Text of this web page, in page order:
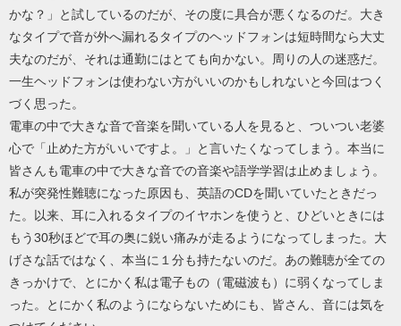
かな？」と試しているのだが、その度に具合が悪くなるのだ。大き
なタイプで音が外へ漏れるタイプのヘッドフォンは短時間なら大丈
夫なのだが、それは通勤にはとても向かない。周りの人の迷惑だ。
一生ヘッドフォンは使わない方がいいのかもしれないと今回はつく
づく思った。
電車の中で大きな音で音楽を聞いている人を見ると、ついつい老婆
心で「止めた方がいいですよ。」と言いたくなってしまう。本当に
皆さんも電車の中で大きな音での音楽や語学学習は止めましょう。
私が突発性難聴になった原因も、英語のCDを聞いていたときだっ
た。以来、耳に入れるタイプのイヤホンを使うと、ひどいときには
もう30秒ほどで耳の奥に鋭い痛みが走るようになってしまった。大
げさな話ではなく、本当に１分も持たないのだ。あの難聴が全ての
きっかけで、とにかく私は電子もの（電磁波も）に弱くなってしま
った。とにかく私のようにならないためにも、皆さん、音には気を